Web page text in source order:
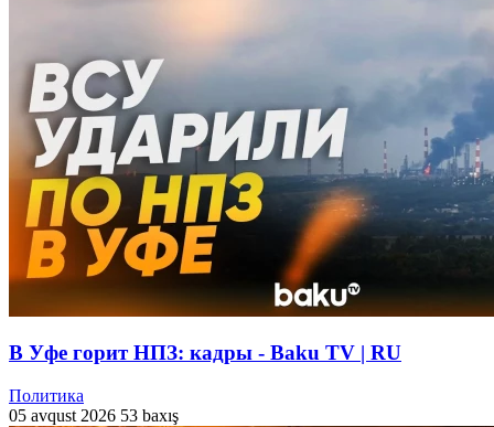
В Уфе горит НПЗ: кадры - Baku TV | RU
Политика
05 avqust 2026 53 baxış